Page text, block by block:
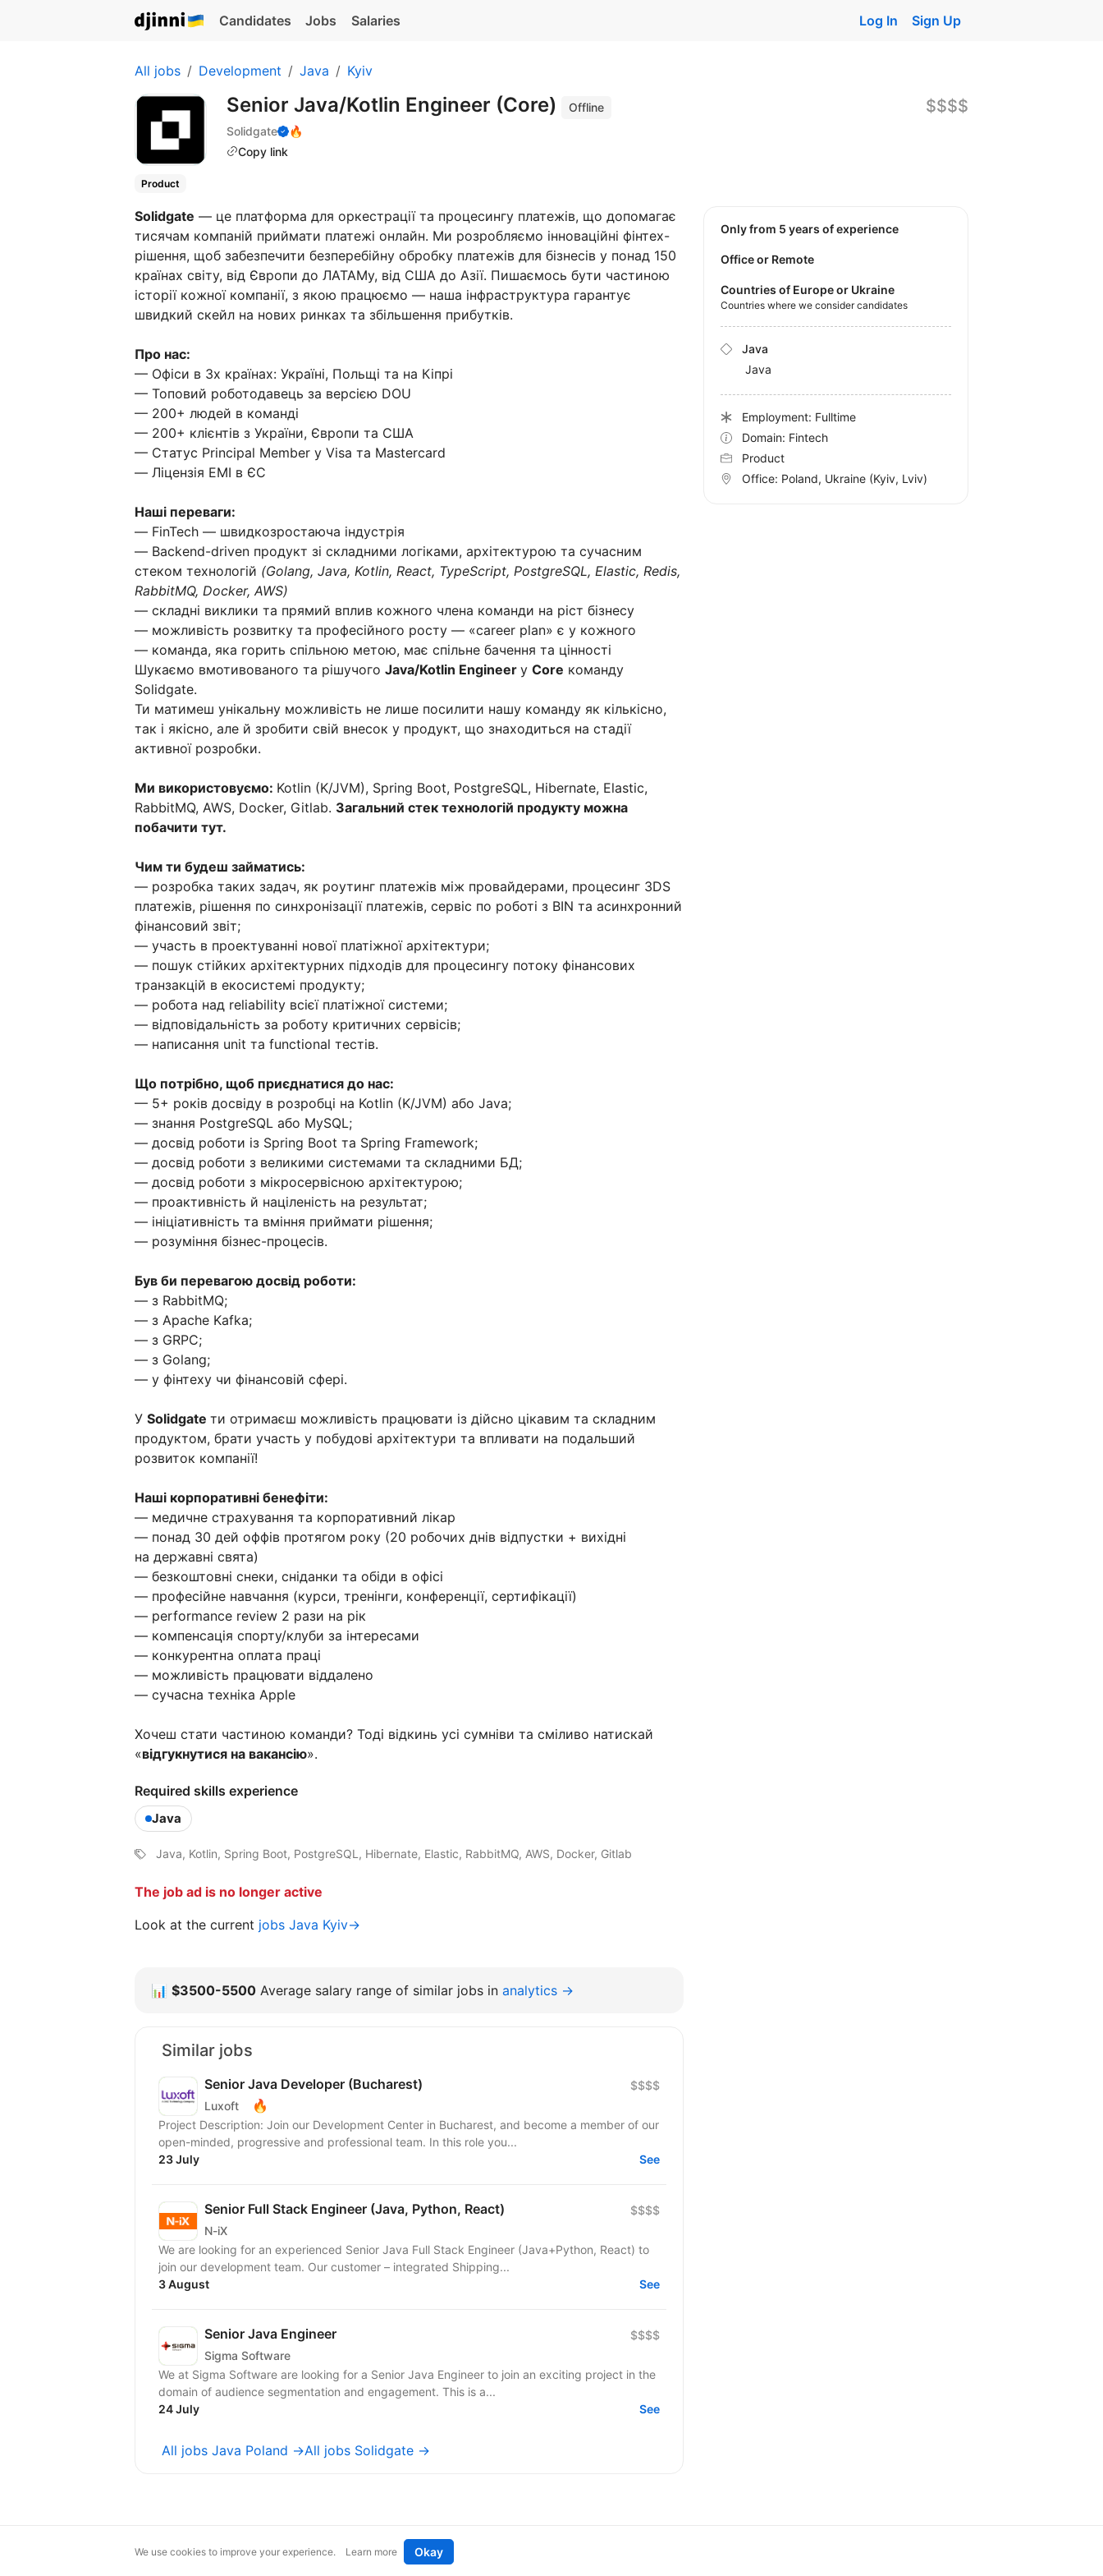
Candidates Jobs Salaries Log In Sign Up
All jobs Development Java Kyiv
Senior Java/Kotlin Engineer (Core)
Offline
Solidgate
🔥
Copy link
$$$$
Product
Solidgate — це платформа для оркестрації та процесингу платежів, що допомагає
тисячам компаній приймати платежі онлайн. Ми розробляємо інноваційні фінтех-
рішення, щоб забезпечити безперебійну обробку платежів для бізнесів у понад 150
країнах світу, від Європи до ЛАТАМу, від США до Азії. Пишаємось бути частиною
історії кожної компанії, з якою працюємо — наша інфраструктура гарантує
швидкий скейл на нових ринках та збільшення прибутків.
Про нас:
— Офіси в 3х країнах: Україні, Польщі та на Кіпрі
— Топовий роботодавець за версією DOU
— 200+ людей в команді
— 200+ клієнтів з України, Європи та США
— Статус Principal Member у Visa та Mastercard
— Ліцензія ЕМІ в ЄС
Наші переваги:
— FinTech — швидкозростаюча індустрія
— Backend-driven продукт зі складними логіками, архітектурою та сучасним
стеком технологій (Golang, Java, Kotlin, React, TypeScript, PostgreSQL, Elastic, Redis,
RabbitMQ, Docker, AWS)
— складні виклики та прямий вплив кожного члена команди на ріст бізнесу
— можливість розвитку та професійного росту — «career plan» є у кожного
— команда, яка горить спільною метою, має спільне бачення та цінності
Шукаємо вмотивованого та рішучого Java/Kotlin Engineer у Core команду
Solidgate.
Ти матимеш унікальну можливість не лише посилити нашу команду як кількісно,
так і якісно, але й зробити свій внесок у продукт, що знаходиться на стадії
активної розробки.
Ми використовуємо: Kotlin (K/JVM), Spring Boot, PostgreSQL, Hibernate, Elastic,
RabbitMQ, AWS, Docker, Gitlab. Загальний стек технологій продукту можна
побачити тут.
Чим ти будеш займатись:
— розробка таких задач, як роутинг платежів між провайдерами, процесинг 3DS
платежів, рішення по синхронізації платежів, сервіс по роботі з BIN та асинхронний
фінансовий звіт;
— участь в проектуванні нової платіжної архітектури;
— пошук стійких архітектурних підходів для процесингу потоку фінансових
транзакцій в екосистемі продукту;
— робота над reliability всієї платіжної системи;
— відповідальність за роботу критичних сервісів;
— написання unit та functional тестів.
Що потрібно, щоб приєднатися до нас:
— 5+ років досвіду в розробці на Kotlin (K/JVM) або Java;
— знання PostgreSQL або MySQL;
— досвід роботи із Spring Boot та Spring Framework;
— досвід роботи з великими системами та складними БД;
— досвід роботи з мікросервісною архітектурою;
— проактивність й націленість на результат;
— ініціативність та вміння приймати рішення;
— розуміння бізнес-процесів.
Був би перевагою досвід роботи:
— з RabbitMQ;
— з Apache Kafka;
— з GRPC;
— з Golang;
— у фінтеху чи фінансовій сфері.
У Solidgate ти отримаєш можливість працювати із дійсно цікавим та складним
продуктом, брати участь у побудові архітектури та впливати на подальший
розвиток компанії!
Наші корпоративні бенефіти:
— медичне страхування та корпоративний лікар
— понад 30 дей оффів протягом року (20 робочих днів відпустки + вихідні
на державні свята)
— безкоштовні снеки, сніданки та обіди в офісі
— професійне навчання (курси, тренінги, конференції, сертифікації)
— performance review 2 рази на рік
— компенсація спорту/клуби за інтересами
— конкурентна оплата праці
— можливість працювати віддалено
— сучасна техніка Apple
Хочеш стати частиною команди? Тоді відкинь усі сумніви та сміливо натискай
«відгукнутися на вакансію».
Required skills experience
Java
Java, Kotlin, Spring Boot, PostgreSQL, Hibernate, Elastic, RabbitMQ, AWS, Docker, Gitlab
The job ad is no longer active
Look at the current jobs Java Kyiv→
Only from 5 years of experience
Office or Remote
Countries of Europe or Ukraine
Countries where we consider candidates
Java
Java
Employment: Fulltime
Domain: Fintech
Product
Office: Poland, Ukraine (Kyiv, Lviv)
📊 $3500-5500 Average salary range of similar jobs in analytics →
Similar jobs
Senior Java Developer (Bucharest)
Luxoft 🔥
$$$$
Project Description: Join our Development Center in Bucharest, and become a member of our
open-minded, progressive and professional team. In this role you...
23 July
See
Senior Full Stack Engineer (Java, Python, React)
N-iX
$$$$
We are looking for an experienced Senior Java Full Stack Engineer (Java+Python, React) to
join our development team. Our customer – integrated Shipping...
3 August
See
Senior Java Engineer
Sigma Software
$$$$
We at Sigma Software are looking for a Senior Java Engineer to join an exciting project in the
domain of audience segmentation and engagement. This is a...
24 July
See
All jobs Java Poland →All jobs Solidgate →
magic@djinni.co Terms of Use Suggest an idea Remote tech jobs in Europe
We use cookies to improve your experience. Learn more Okay